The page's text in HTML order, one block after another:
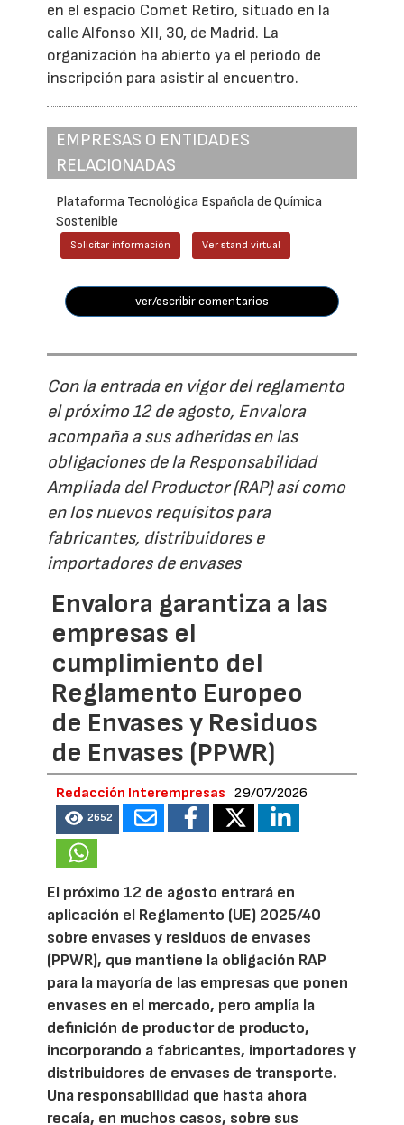
en el espacio Comet Retiro, situado en la
calle Alfonso XII, 30, de Madrid. La
organización ha abierto ya el periodo de
inscripción para asistir al encuentro.
EMPRESAS O ENTIDADES
RELACIONADAS
Plataforma Tecnológica Española de Química
Sostenible
Solicitar información Ver stand virtual
ver/escribir comentarios
Con la entrada en vigor del reglamento
el próximo 12 de agosto, Envalora
acompaña a sus adheridas en las
obligaciones de la Responsabilidad
Ampliada del Productor (RAP) así como
en los nuevos requisitos para
fabricantes, distribuidores e
importadores de envases
Envalora garantiza a las
empresas el
cumplimiento del
Reglamento Europeo
de Envases y Residuos
de Envases (PPWR)
Redacción Interempresas 29/07/2026
2652
El próximo 12 de agosto entrará en
aplicación el Reglamento (UE) 2025/40
sobre envases y residuos de envases
(PPWR), que mantiene la obligación RAP
para la mayoría de las empresas que ponen
envases en el mercado, pero amplía la
definición de productor de producto,
incorporando a fabricantes, importadores y
distribuidores de envases de transporte.
Una responsabilidad que hasta ahora
recaía, en muchos casos, sobre sus